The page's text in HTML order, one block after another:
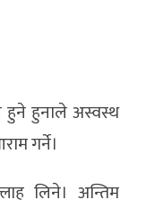
हुने हुनाले अस्वस्थ
गर्ने।
लिने। अन्तिम